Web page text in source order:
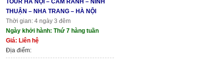
THUẬN – NHA TRANG – HÀ NỘI
Thời gian: 4 ngày 3 đêm
Ngày khởi hành: Thứ 7 hàng tuần
Giá: Liên hệ
Địa điểm: